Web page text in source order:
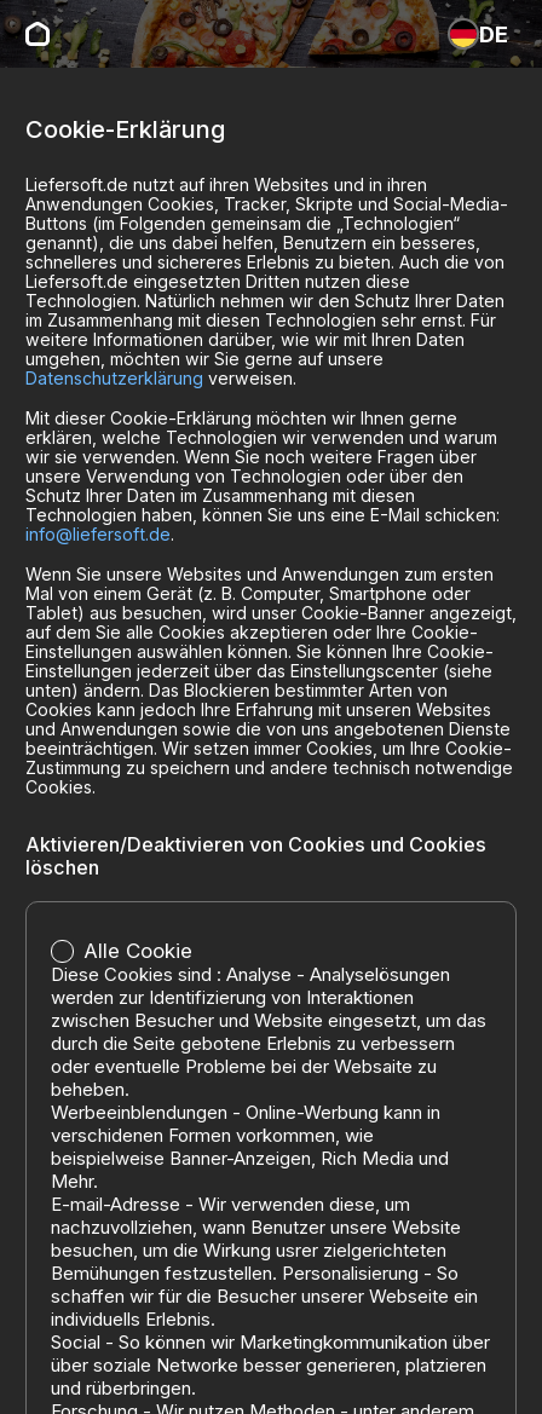
DE
Cookie-Erklärung
Liefersoft.de nutzt auf ihren Websites und in ihren
Anwendungen Cookies, Tracker, Skripte und Social-Media-
Buttons (im Folgenden gemeinsam die „Technologien“
genannt), die uns dabei helfen, Benutzern ein besseres,
schnelleres und sichereres Erlebnis zu bieten. Auch die von
Liefersoft.de eingesetzten Dritten nutzen diese
Technologien. Natürlich nehmen wir den Schutz Ihrer Daten
im Zusammenhang mit diesen Technologien sehr ernst. Für
weitere Informationen darüber, wie wir mit Ihren Daten
umgehen, möchten wir Sie gerne auf unsere
Datenschutzerklärung verweisen.
Mit dieser Cookie-Erklärung möchten wir Ihnen gerne
erklären, welche Technologien wir verwenden und warum
wir sie verwenden. Wenn Sie noch weitere Fragen über
unsere Verwendung von Technologien oder über den
Schutz Ihrer Daten im Zusammenhang mit diesen
Technologien haben, können Sie uns eine E-Mail schicken:
info@liefersoft.de.
Wenn Sie unsere Websites und Anwendungen zum ersten
Mal von einem Gerät (z. B. Computer, Smartphone oder
Tablet) aus besuchen, wird unser Cookie-Banner angezeigt,
auf dem Sie alle Cookies akzeptieren oder Ihre Cookie-
Einstellungen auswählen können. Sie können Ihre Cookie-
Einstellungen jederzeit über das Einstellungscenter (siehe
unten) ändern. Das Blockieren bestimmter Arten von
Cookies kann jedoch Ihre Erfahrung mit unseren Websites
und Anwendungen sowie die von uns angebotenen Dienste
beeinträchtigen. Wir setzen immer Cookies, um Ihre Cookie-
Zustimmung zu speichern und andere technisch notwendige
Cookies.
Aktivieren/Deaktivieren von Cookies und Cookies
löschen
Alle Cookie
Diese Cookies sind : Analyse - Analyselösungen
werden zur Identifizierung von Interaktionen
zwischen Besucher und Website eingesetzt, um das
durch die Seite gebotene Erlebnis zu verbessern
oder eventuelle Probleme bei der Websaite zu
beheben.
Werbeeinblendungen - Online-Werbung kann in
verschidenen Formen vorkommen, wie
beispielweise Banner-Anzeigen, Rich Media und
Mehr.
E-mail-Adresse - Wir verwenden diese, um
nachzuvollziehen, wann Benutzer unsere Website
besuchen, um die Wirkung usrer zielgerichteten
Bemühungen festzustellen. Personalisierung - So
schaffen wir für die Besucher unserer Webseite ein
individuells Erlebnis.
Social - So können wir Marketingkommunikation über
über soziale Networke besser generieren, platzieren
und rüberbringen.